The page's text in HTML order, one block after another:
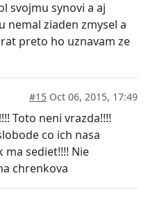
svojmu synovi a aj
nemal ziaden zmysel a
preto ho uznavam ze
#15 Oct 06, 2015, 17:49
Toto neni vrazda!!!!
co ich nasa
ma sediet!!!! Nie
chrenkova